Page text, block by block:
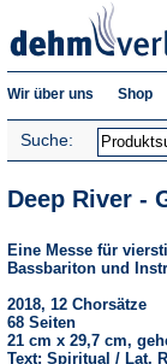
Wir über uns Shop
Suche:
Deep River -
Eine Messe für
Bassbariton und
2018, 12 Chorsätze
68 Seiten
21 cm x 29,7 cm,
Text: Spiritual / Lat.